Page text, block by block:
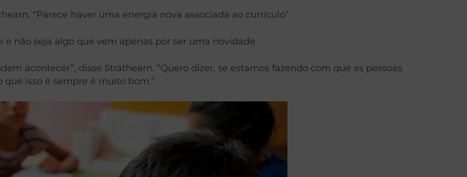
“Parece haver uma energia nova associada ao currículo”.
não seja algo que vem apenas por ser uma novidade.
acontecer”, disse Strathearn. “Quero dizer, se estamos fazendo com que as pessoas
isso é sempre é muito bom.”